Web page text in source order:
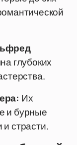
глубоких
Их
и бурные
страсти.